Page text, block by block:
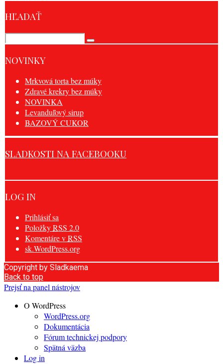
HĽADAŤ
NOVINKY
Mrkvová torta bez múky
Zdravé krekry bez múky
NOVINKA
Levanduľový sirup
BAZOVÝ CUKOR
SLADKOSTI NA FACEBOOKU
LOG IN
Prihlásiť sa
PoložkyRSS 2.0
Komentáre vRSS
sk.WordPress.org
Copyright by Sladkaema
Back to top
Prejsť na panel nástrojov
O WordPress
WordPress.org
Dokumentácia
Fórum technickej podpory
Spätná väzba
Log in